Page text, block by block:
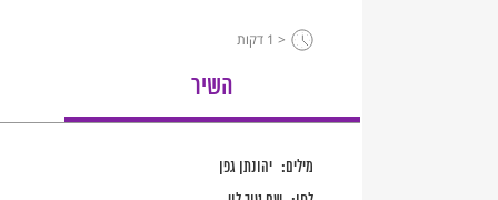
< 1 דקות
השיר
מילים: יהונתן גפן